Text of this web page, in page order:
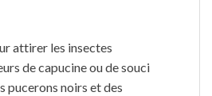
attirer les insectes
de capucine ou de souci
pucerons noirs et des